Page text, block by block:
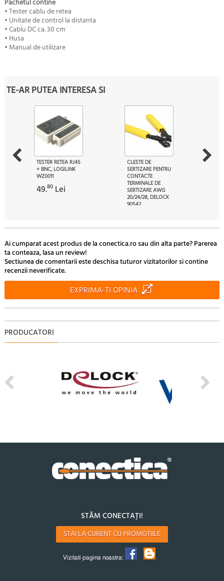
Pachetul contine
• Tester cablu de retea
• Unitate de control la distanta
• Cablu DC ca. 30 cm
• Husa
• Manual de utilizare
TE-AR PUTEA INTERESA SI
TESTER RETEA RJ45
+ BNC, LOGILINK
WZ0011
49.80 Lei
CLESTE DE
SERTIZARE PENTRU
CONTACTE
TERMINALE DE
SERTIZARE AWG
20/24/28, DELOCK
90542
Ai cumparat acest produs de la conectica.ro sau din alta parte? Parerea
ta conteaza, lasa un review!
Sectiunea de comentarii este deschisa tuturor vizitatorilor si contine
recenzii neverificate.
EXPRIMA-TI OPINIA
PRODUCATORI
STĂM CONECTAȚI!
STAI LA CURENT CU PROMOTIILE
Vizitati pagina noastra: